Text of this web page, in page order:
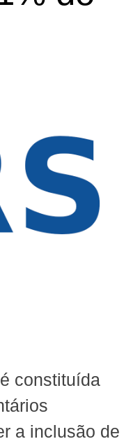
constituída
a inclusão de